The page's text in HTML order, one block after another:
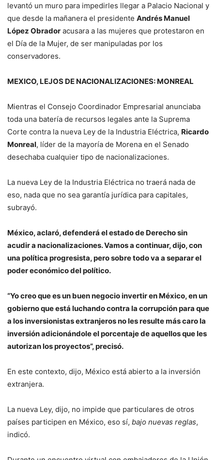
levantó un muro para impedirles llegar a Palacio Nacional y
que desde la mañanera el presidente Andrés Manuel
López Obrador acusara a las mujeres que protestaron en
el Día de la Mujer, de ser manipuladas por los
conservadores.
MEXICO, LEJOS DE NACIONALIZACIONES: MONREAL
Mientras el Consejo Coordinador Empresarial anunciaba
toda una batería de recursos legales ante la Suprema
Corte contra la nueva Ley de la Industria Eléctrica, Ricardo
Monreal, líder de la mayoría de Morena en el Senado
desechaba cualquier tipo de nacionalizaciones.
La nueva Ley de la Industria Eléctrica no traerá nada de
eso, nada que no sea garantía jurídica para capitales,
subrayó.
México, aclaró, defenderá el estado de Derecho sin
acudir a nacionalizaciones. Vamos a continuar, dijo, con
una política progresista, pero sobre todo va a separar el
poder económico del político.
“Yo creo que es un buen negocio invertir en México, en un
gobierno que está luchando contra la corrupción para que
a los inversionistas extranjeros no les resulte más caro la
inversión adicionándole el porcentaje de aquellos que les
autorizan los proyectos”, precisó.
En este contexto, dijo, México está abierto a la inversión
extranjera.
La nueva Ley, dijo, no impide que particulares de otros
países participen en México, eso sí, bajo nuevas reglas,
indicó.